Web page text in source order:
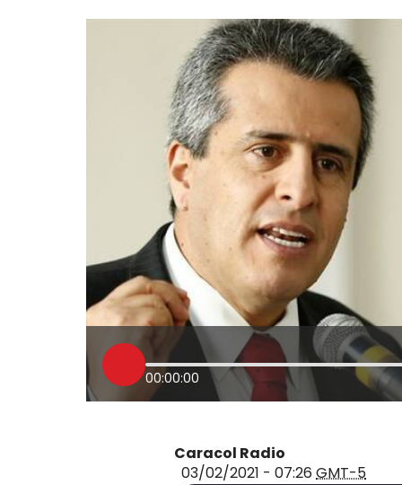
00:00:00
Caracol Radio
03/02/2021 - 07:26 GMT-5